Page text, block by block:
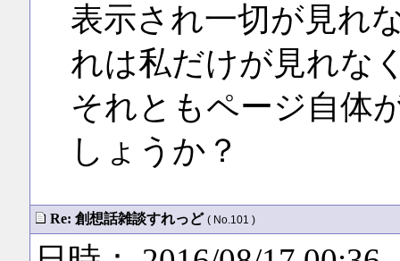
表示され一切が見れ
れは私だけが見れな
それともページ自体
しょうか？
Re: 創想話雑談すれっど ( No.101 )